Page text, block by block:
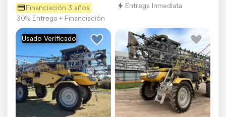
Financiación 3 años
30% Entrega + Financiación
Entrega Inmediata
Usado Verificado